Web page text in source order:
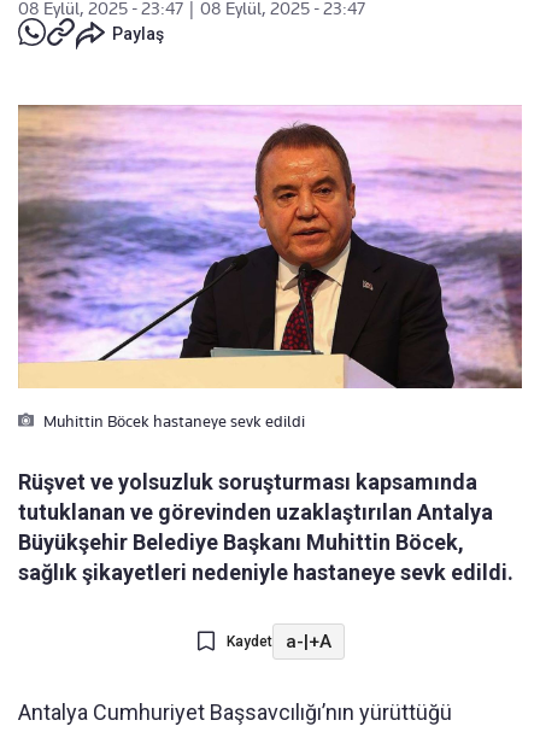
08 Eylül, 2025 - 23:47
08 Eylül, 2025 - 23:47
Paylaş
Muhittin Böcek hastaneye sevk edildi
Rüşvet ve yolsuzluk soruşturması kapsamında
tutuklanan ve görevinden uzaklaştırılan Antalya
Büyükşehir Belediye Başkanı Muhittin Böcek,
sağlık şikayetleri nedeniyle hastaneye sevk edildi.
Kaydet a-|+A
Antalya Cumhuriyet Başsavcılığı’nın yürüttüğü